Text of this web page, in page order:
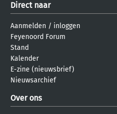
Direct naar
Aanmelden / inloggen
Feyenoord Forum
Stand
Kalender
E-zine (nieuwsbrief)
Nieuwsarchief
Over ons